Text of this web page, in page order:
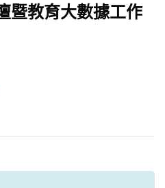
暨教育大數據工作